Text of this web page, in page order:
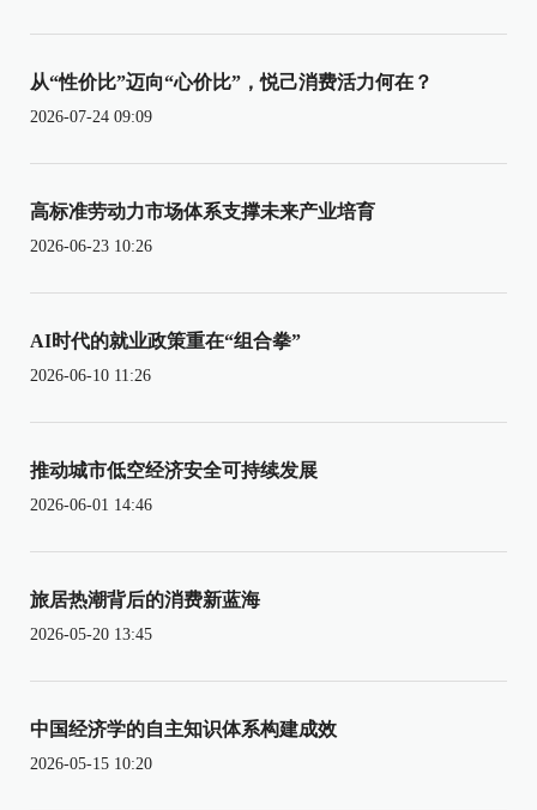
从“性价比”迈向“心价比”，悦己消费活力何在？
2026-07-24 09:09
高标准劳动力市场体系支撑未来产业培育
2026-06-23 10:26
AI时代的就业政策重在“组合拳”
2026-06-10 11:26
推动城市低空经济安全可持续发展
2026-06-01 14:46
旅居热潮背后的消费新蓝海
2026-05-20 13:45
中国经济学的自主知识体系构建成效
2026-05-15 10:20